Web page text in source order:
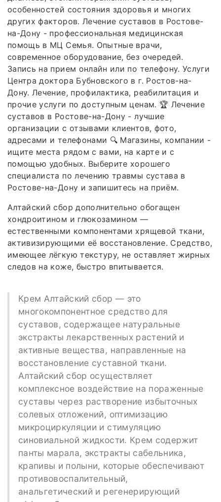
особенностей состояния здоровья и многих
других факторов. Лечение суставов в Ростове-
на-Дону - профессиональная медицинская
помощь в МЦ Семья. Опытные врачи,
современное оборудование, без очередей.
Запись на прием онлайн или по телефону. Услуги
Центра доктора Бубновского в г. Ростов-на-
Дону. Лечение, профилактика, реабилитация и
прочие услуги по доступным ценам. 🏆 Лечение
суставов в Ростове-на-Дону - лучшие
организации с отзывами клиентов, фото,
адресами и телефонами 🔍 Магазины, компании -
ищите места рядом с вами, на карте и с
помощью удобных. Выберите хорошего
специалиста по лечению травмы сустава в
Ростове-на-Дону и запишитесь на приём.
Алтайский сбор дополнительно обогащен
хондроитином и глюкозамином —
естественными компонентами хрящевой ткани,
активизирующими её восстановление. Средство,
имеющее лёгкую текстуру, не оставляет жирных
следов на коже, быстро впитывается.
Крем Алтайский сбор — это
многокомпонентное средство для
суставов, содержащее натуральные
экстракты лекарственных растений и
активные вещества, направленные на
восстановление суставной ткани.
Алтайский сбор осуществляет
комплексное воздействие на пораженные
суставы через растворение избыточных
солевых отложений, оптимизацию
микроциркуляции и стимуляцию
синовиальной жидкости. Крем содержит
панты марала, экстракты сабельника,
крапивы и полыни, которые обеспечивают
противовоспалительный,
анальгетический и регенерирующий